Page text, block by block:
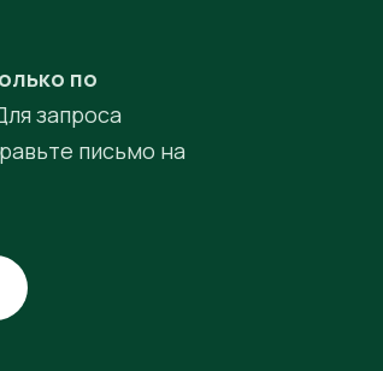
по
запроса
письмо на